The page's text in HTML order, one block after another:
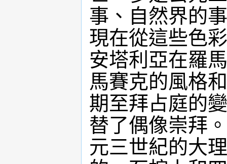
事、自然界的
現在從這些色
安塔利亞在羅
馬賽克的風格
期至拜占庭的
替了偶像崇拜
元三世紀的大